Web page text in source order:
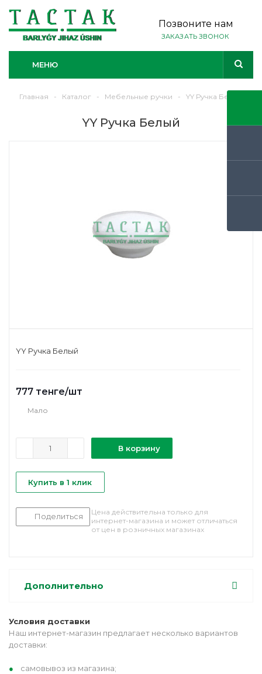
Позвоните нам
ЗАКАЗАТЬ ЗВОНОК
МЕНЮ
Главная - Каталог - Мебельные ручки - YY Ручка Белый
YY Ручка Белый
YY Ручка Белый
777 тенге/шт
Мало
В корзину
Купить в 1 клик
Поделиться
Цена действительна только для
интернет-магазина и может отличаться
от цен в розничных магазинах
Дополнительно
Условия доставки
Наш интернет-магазин предлагает несколько вариантов
доставки:
самовывоз из магазина;